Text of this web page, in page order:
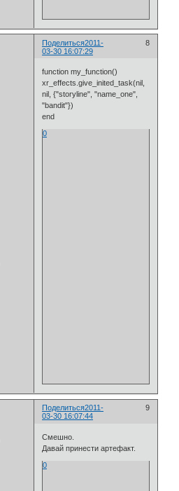
Поделиться 8
2011-
03-30 16:07:29
function my_function()
xr_effects.give_inited_task(nil,
nil, {"storyline", "name_one",
"bandit"})
end
0
Поделиться 9
2011-
03-30 16:07:44
Смешно.
Давай принести артефакт.
0